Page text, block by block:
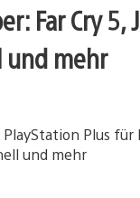
Far Cry 5,
und mehr